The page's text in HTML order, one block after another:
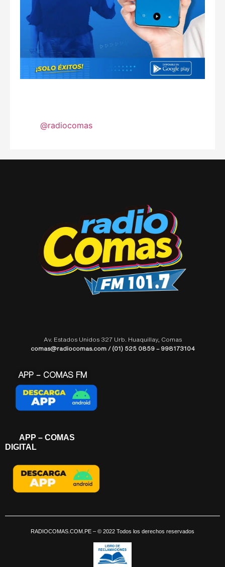
@radiocomas
Av. Estados Unidos 327 Urb. Huaquillay, Comas
comas@radiocomas.com / (01) 525 0859 – 998173104
APP – COMAS FM
APP – COMAS
DIGITAL
RADIOCOMAS.COM.PE – © 2022 Todos los derechos reservados